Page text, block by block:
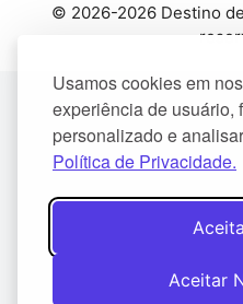
Usamos cookies em
experiência de usuário,
personalizado e
Política de Privacidade.
Aceitar
© 2026-2026 Destino